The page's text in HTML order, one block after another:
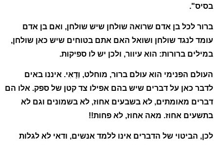
בסיס".
ברור לכל בן אדם שרואה שולחן שיש שולחן, ואם בן אדם
עומד לנגד שולחן ושואל האם אתם בטוחים שיש כאן שולחן,
במילים ברורות: הוא עיוור, ולכן יש לו ספיקות.
העולם הפנימי הוא עולם ברור, מוחלט, וַדָאִי. איננו באים
לדבר כאן על דברים שיש בהם אפילו צד קטן של ספק. אלו הם
דברים מאומתים, לא בשבעים אחוז, לא בשמונים וגם לא
בתשעים אחוז. מאה אחוז, לא פחות!!
לכן, הביטוי של הדברים אינו ללמד אנשים, ודאי לא לגלות